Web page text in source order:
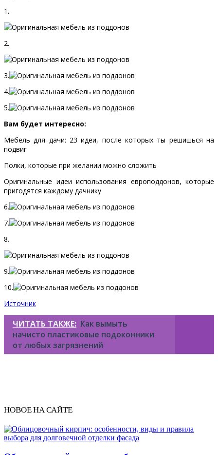
1.
2.
3.
4.
5.
Вам будет интересно:
Мебель для дачи: 23 идеи, после которых ты решишься на
подвиг
Полки, которые при желании можно сложить
Оригинальные идеи использования европоддонов, которые
пригодятся каждому дачнику
6.
7.
8.
9.
10.
Источник
ЧИТАТЬ ТАКЖЕ: Как вымыть
начисто пластиковые подоконники
от любых загрязнений
НОВОЕ НА САЙТЕ